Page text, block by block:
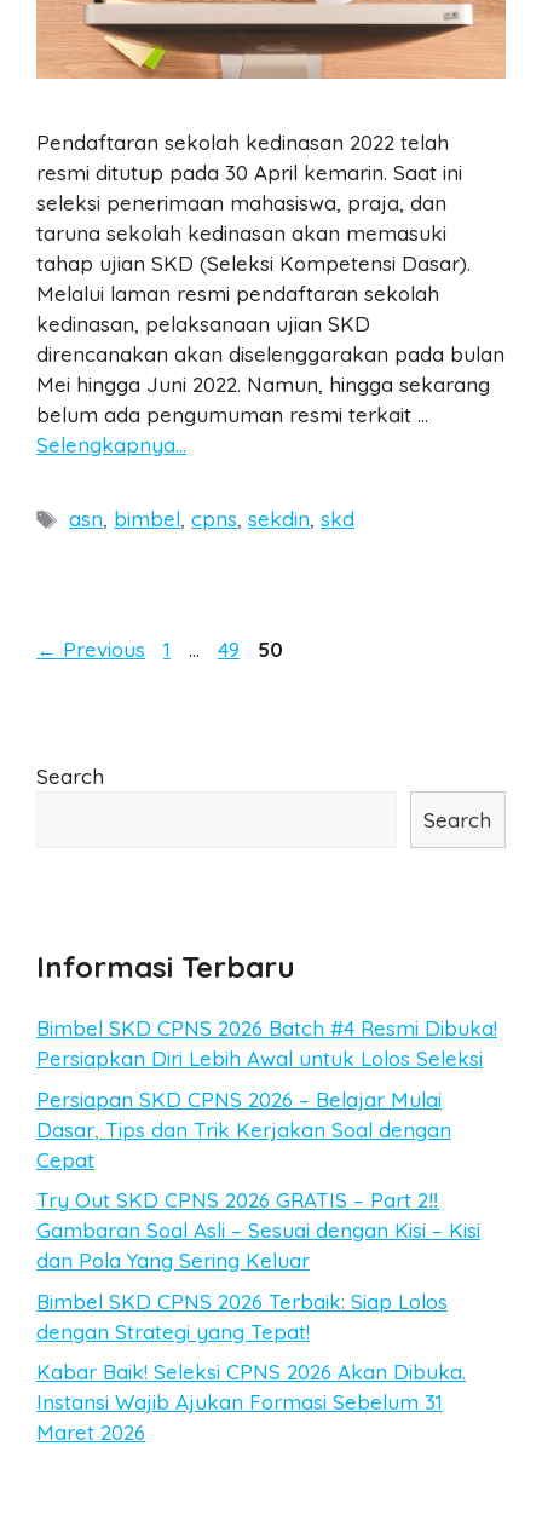
Pendaftaran sekolah kedinasan 2022 telah
resmi ditutup pada 30 April kemarin. Saat ini
seleksi penerimaan mahasiswa, praja, dan
taruna sekolah kedinasan akan memasuki
tahap ujian SKD (Seleksi Kompetensi Dasar).
Melalui laman resmi pendaftaran sekolah
kedinasan, pelaksanaan ujian SKD
direncanakan akan diselenggarakan pada bulan
Mei hingga Juni 2022. Namun, hingga sekarang
belum ada pengumuman resmi terkait …
Selengkapnya…
Tags
asn, bimbel,cpns,sekdin,skd
Post
← Previous Page
1 … Page
49 Page
50
Search
Search
Informasi Terbaru
Bimbel SKD CPNS 2026 Batch #4 Resmi Dibuka!
Persiapkan Diri Lebih Awal untuk Lolos Seleksi
Persiapan SKD CPNS 2026 – Belajar Mulai
Dasar, Tips dan Trik Kerjakan Soal dengan
Cepat
Try Out SKD CPNS 2026 GRATIS – Part 2‼️
Gambaran Soal Asli – Sesuai dengan Kisi – Kisi
dan Pola Yang Sering Keluar
Bimbel SKD CPNS 2026 Terbaik: Siap Lolos
dengan Strategi yang Tepat!
Kabar Baik! Seleksi CPNS 2026 Akan Dibuka.
Instansi Wajib Ajukan Formasi Sebelum 31
Maret 2026